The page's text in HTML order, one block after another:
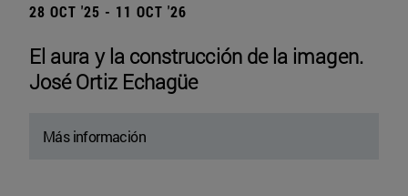
28 OCT '25 - 11 OCT '26
El aura y la construcción de la imagen.
José Ortiz Echagüe
Más información